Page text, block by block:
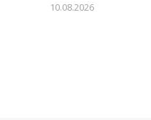
10.08.2026